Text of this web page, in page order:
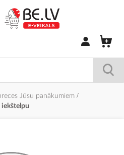
Pierakstīties/
Jūsu panākumiem